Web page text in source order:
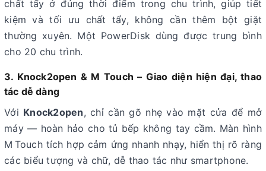
chất tẩy ở đúng thời điểm trong chu trình, giúp tiết
kiệm và tối ưu chất tẩy, không cần thêm bột giặt
thường xuyên. Một PowerDisk dùng được trung bình
cho 20 chu trình.
3. Knock2open & M Touch – Giao diện hiện đại, thao
tác dễ dàng
Với Knock2open, chỉ cần gõ nhẹ vào mặt cửa để mở
máy — hoàn hảo cho tủ bếp không tay cầm. Màn hình
M Touch tích hợp cảm ứng nhanh nhạy, hiển thị rõ ràng
các biểu tượng và chữ, dễ thao tác như smartphone.